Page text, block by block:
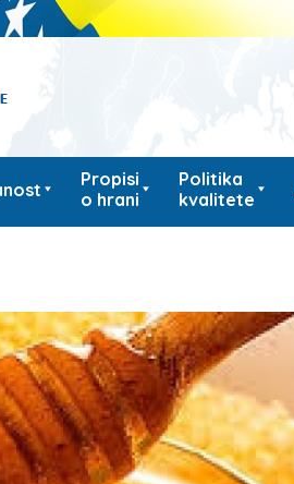
Propisi
o hrani
Politika
kvalitete